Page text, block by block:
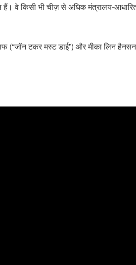
हैं। वे किसी भी चीज़ से अधिक मंत्रालय-
(“जॉन टकर मस्ट डाई”) और मीका लिन हैनसन